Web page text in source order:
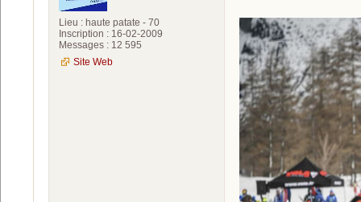
Lieu : haute patate - 70
Inscription : 16-02-2009
Messages : 12 595
Site Web